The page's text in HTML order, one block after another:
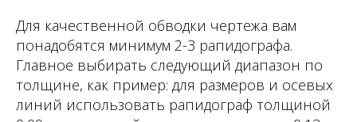
Для качественной обводки чертежа вам
понадобятся минимум 2-3 рапидографа.
Главное выбирать следующий диапазон по
толщине, как пример: для размеров и осевых
линий использовать рапидограф толщиной